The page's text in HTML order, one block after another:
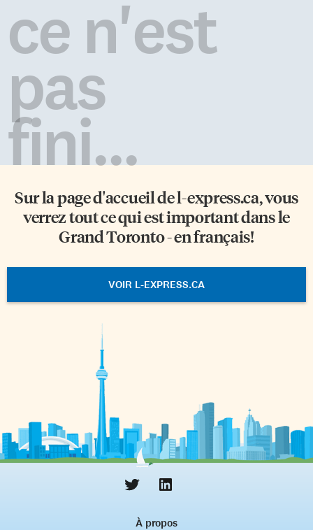
ce n'est
pas
fini...
Sur la page d'accueil del-express.ca, vous
verrez tout ce qui est important dans le
Grand Toronto - en français!
VOIR L-EXPRESS.CA
À propos